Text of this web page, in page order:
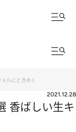
ルにときめく
2021.12.28
香ばしい生キ